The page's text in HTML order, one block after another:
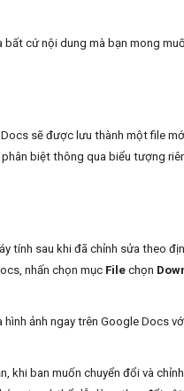
cứ nội dung mà bạn mong
sẽ được lưu thành một file
biệt thông qua biểu tượng
tính sau khi đã chỉnh sửa theo
nhấn chọn mục File chọn
ảnh ngay trên Google Docs
khi ban muốn chuyển đổi và